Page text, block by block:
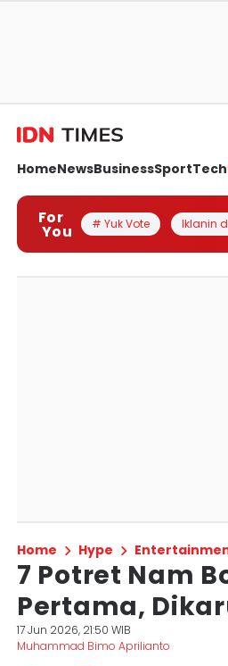
HomeNewsBusinessSportTech
For
You # Yuk Vote Iklanin
Home Hype
7 Potret Nam
Pertama,
17 Jun 2026, 21:50 WIB
Muhammad Bimo Aprilianto